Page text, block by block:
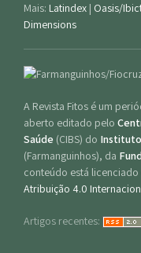
Mais: Latindex | Oasis/
Dimensions
A Revista Fitos é um
aberto editado pelo
Saúde (CIBS) do
(Farmanguinhos), da
conteúdo está licenciado
Atribuição 4.0
Artigos recentes: